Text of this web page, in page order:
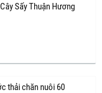
Sấy Thuận Hương
thải chăn nuôi 60